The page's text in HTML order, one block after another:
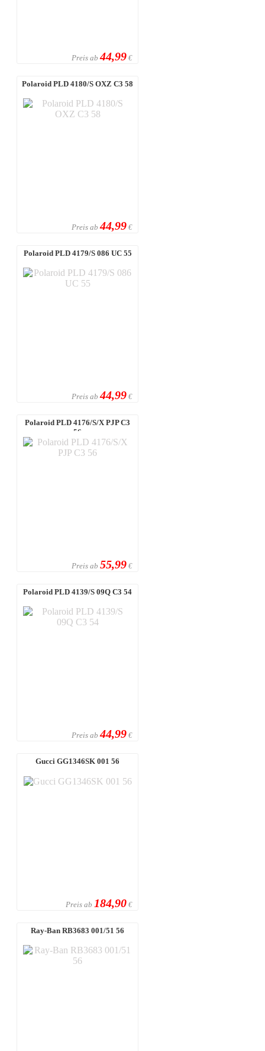
Preis ab 44,99 €
Polaroid PLD 4180/S OXZ C3 58
Preis ab 44,99 €
Polaroid PLD 4179/S 086 UC 55
Preis ab 44,99 €
Polaroid PLD 4176/S/X PJP C3
56
Preis ab 55,99 €
Polaroid PLD 4139/S 09Q C3 54
Preis ab 44,99 €
Gucci GG1346SK 001 56
Preis ab 184,90 €
Ray-Ban RB3683 001/51 56